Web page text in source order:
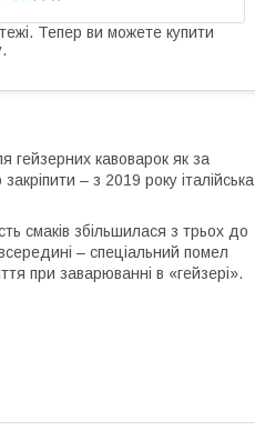
Тепер ви можете купити
гейзерних кавоварок як за
– з 2019 року італійська
смаків збільшилася з трьох до
– спеціальний помел
при заварюванні в «гейзері».